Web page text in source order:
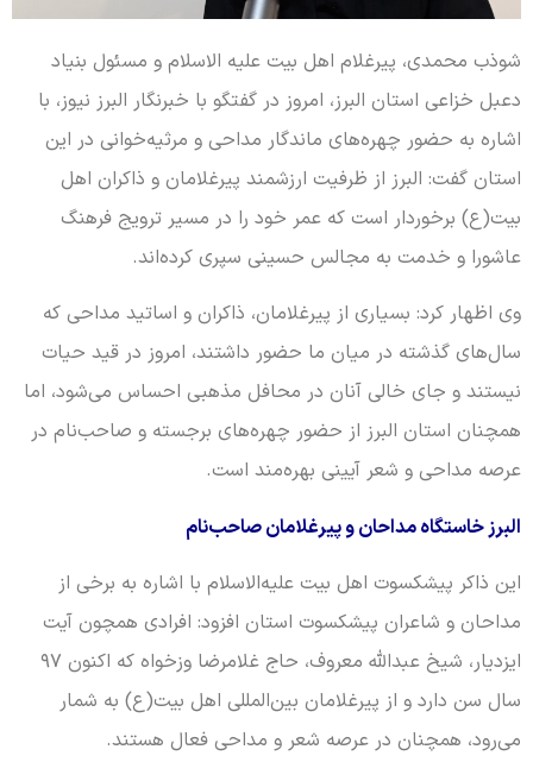
شوذب محمدی، پیرغلام اهل بیت علیه الاسلام و مسئول بنیاد
دعبل خزاعی استان البرز، امروز در گفتگو با خبرنگار البرز نیوز، با
اشاره به حضور چهره‌های ماندگار مداحی و مرثیه‌خوانی در این
استان گفت: البرز از ظرفیت ارزشمند پیرغلامان و ذاکران اهل
بیت(ع) برخوردار است که عمر خود را در مسیر ترویج فرهنگ
عاشورا و خدمت به مجالس حسینی سپری کرده‌اند.
وی اظهار کرد: بسیاری از پیرغلامان، ذاکران و اساتید مداحی که
سال‌های گذشته در میان ما حضور داشتند، امروز در قید حیات
نیستند و جای خالی آنان در محافل مذهبی احساس می‌شود، اما
همچنان استان البرز از حضور چهره‌های برجسته و صاحب‌نام در
عرصه مداحی و شعر آیینی بهره‌مند است.
البرز خاستگاه مداحان و پیرغلامان صاحب‌نام
این ذاکر پیشکسوت اهل بیت علیه‌الاسلام با اشاره به برخی از
مداحان و شاعران پیشکسوت استان افزود: افرادی همچون آیت
ایزدیار، شیخ عبدالله معروف، حاج غلامرضا وزخواه که اکنون ۹۷
سال سن دارد و از پیرغلامان بین‌المللی اهل بیت(ع) به شمار
می‌رود، همچنان در عرصه شعر و مداحی فعال هستند.